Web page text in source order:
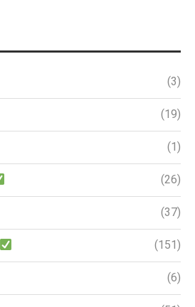
(3)
(19)
(1)
(26)
(37)
(151)
(6)